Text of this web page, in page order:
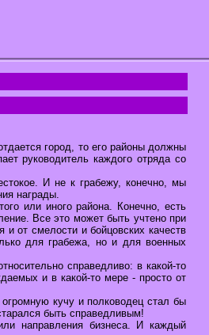
город, то его районы должны
руководитель каждого отряда со
И не к грабежу, конечно, мы
награды.
или иного района. Конечно, есть
Все это может быть учтено при
и от смелости и бойцовских качеств
для грабежа, но и для военных
справедливо: в какой-то
и в какой-то мере - просто от
кучу и полководец стал бы
быть справедливым!
направления бизнеса. И каждый